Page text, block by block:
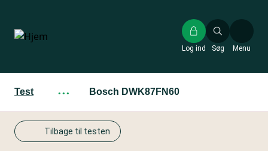
hovedindhold
Søg
Log ind Menu
Test ··· Bosch DWK87FN60
Tilbage til testen